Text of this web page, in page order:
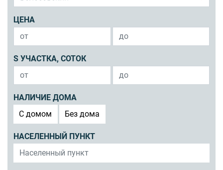
ЦЕНА
S УЧАСТКА, СОТОК
НАЛИЧИЕ ДОМА
C домом
Без дома
НАСЕЛЕННЫЙ ПУНКТ